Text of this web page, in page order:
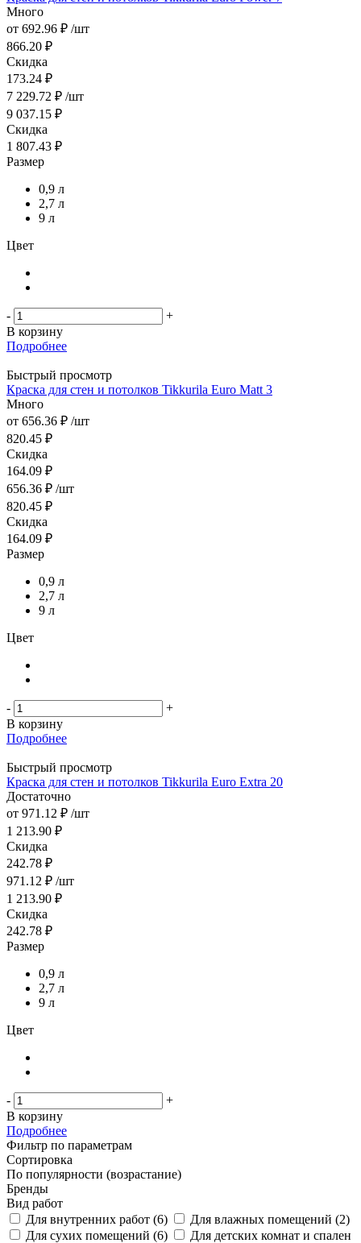
Много
от 692.96 ₽ /шт
866.20 ₽
Скидка
173.24 ₽
7 229.72 ₽ /шт
9 037.15 ₽
Скидка
1 807.43 ₽
Размер
0,9 л
2,7 л
9 л
Цвет
-
+
В корзину
Подробнее
Быстрый просмотр
Краска для стен и потолков Tikkurila Euro Matt 3
Много
от 656.36 ₽ /шт
820.45 ₽
Скидка
164.09 ₽
656.36 ₽ /шт
820.45 ₽
Скидка
164.09 ₽
Размер
0,9 л
2,7 л
9 л
Цвет
-
+
В корзину
Подробнее
Быстрый просмотр
Краска для стен и потолков Tikkurila Euro Extra 20
Достаточно
от 971.12 ₽ /шт
1 213.90 ₽
Скидка
242.78 ₽
971.12 ₽ /шт
1 213.90 ₽
Скидка
242.78 ₽
Размер
0,9 л
2,7 л
9 л
Цвет
-
+
В корзину
Подробнее
Фильтр по параметрам
Сортировка
По популярности (возрастание)
Бренды
Вид работ
Для внутренних работ (6) Для влажных помещений (2)
Для сухих помещений (6)
Для детских комнат и спален